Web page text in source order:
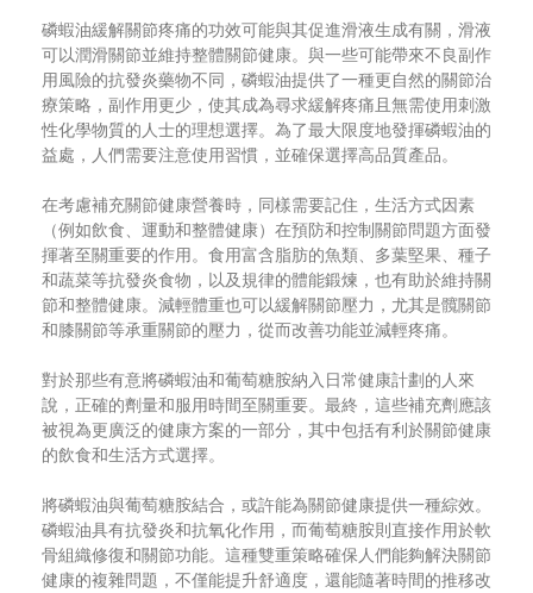
磷蝦油緩解關節疼痛的功效可能與其促進滑液生成有關，滑液
可以潤滑關節並維持整體關節健康。與一些可能帶來不良副作
用風險的抗發炎藥物不同，磷蝦油提供了一種更自然的關節治
療策略，副作用更少，使其成為尋求緩解疼痛且無需使用刺激
性化學物質的人士的理想選擇。為了最大限度地發揮磷蝦油的
益處，人們需要注意使用習慣，並確保選擇高品質產品。
在考慮補充關節健康營養時，同樣需要記住，生活方式因素
（例如飲食、運動和整體健康）在預防和控制關節問題方面發
揮著至關重要的作用。食用富含脂肪的魚類、多葉堅果、種子
和蔬菜等抗發炎食物，以及規律的體能鍛煉，也有助於維持關
節和整體健康。減輕體重也可以緩解關節壓力，尤其是髖關節
和膝關節等承重關節的壓力，從而改善功能並減輕疼痛。
對於那些有意將磷蝦油和葡萄糖胺納入日常健康計劃的人來
說，正確的劑量和服用時間至關重要。最終，這些補充劑應該
被視為更廣泛的健康方案的一部分，其中包括有利於關節健康
的飲食和生活方式選擇。
將磷蝦油與葡萄糖胺結合，或許能為關節健康提供一種綜效。
磷蝦油具有抗發炎和抗氧化作用，而葡萄糖胺則直接作用於軟
骨組織修復和關節功能。這種雙重策略確保人們能夠解決關節
健康的複雜問題，不僅能提升舒適度，還能隨著時間的推移改